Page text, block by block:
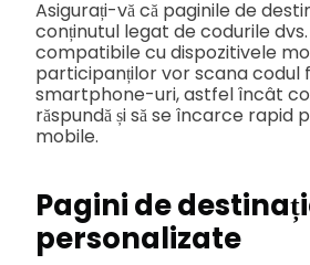
Asigurați-vă că paginile de
conținutul legat de codurile dvs.
compatibile cu dispozitivele
participanților vor scana codul
smartphone-uri, astfel încât
răspundă și să se încarce rapid
mobile.
Pagini de
personalizate